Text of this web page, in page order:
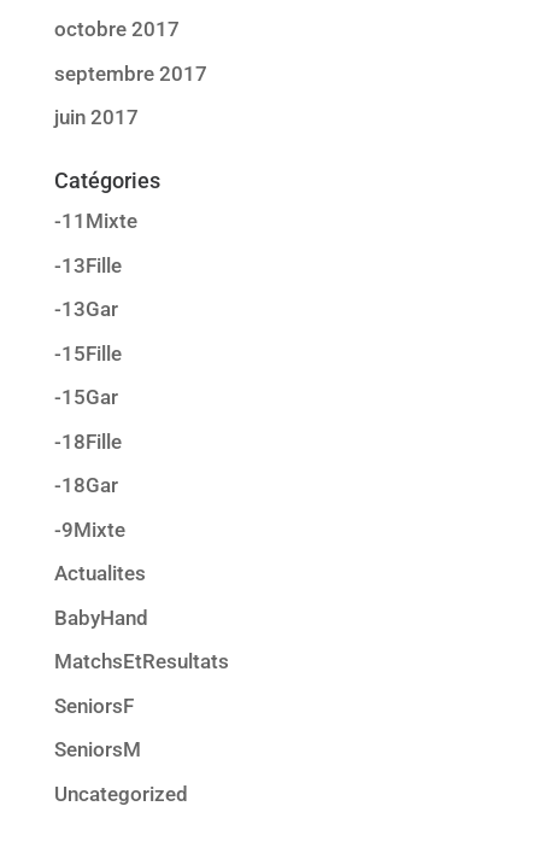
octobre 2017
septembre 2017
juin 2017
Catégories
-11Mixte
-13Fille
-13Gar
-15Fille
-15Gar
-18Fille
-18Gar
-9Mixte
Actualites
BabyHand
MatchsEtResultats
SeniorsF
SeniorsM
Uncategorized